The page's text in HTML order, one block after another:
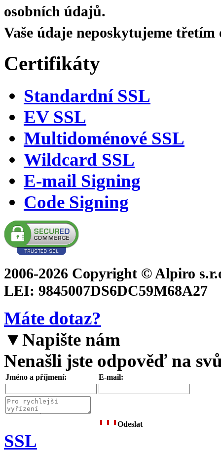
osobních údajů.
Vaše údaje neposkytujeme třetím
Certifikáty
Standardní SSL
EV SSL
Multidoménové SSL
Wildcard SSL
E-mail Signing
Code Signing
2006-2026 Copyright © Alpiro
LEI: 9845007DS6DC59M68A27
Máte dotaz?
▼Napište nám
Nenašli jste odpověď na
Jméno a příjmení: E-mail:
Odeslat
SSL